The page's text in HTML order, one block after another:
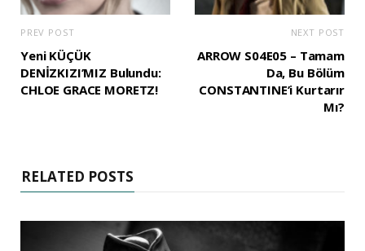
PREV POST
Yeni KÜÇÜK
DENİZKIZI’MIZ Bulundu:
CHLOE GRACE MORETZ!
NEXT POST
ARROW S04E05 – Tamam
Da, Bu Bölüm
CONSTANTINE’i Kurtarır
Mı?
RELATED POSTS